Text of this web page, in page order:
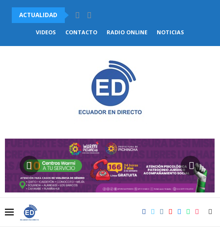
ACTUALIDAD
VENEZUELA Y CHILE ACUERDAN COMENZAR EL RESTABLECIMIENTO
VIDEOS CONTACTO RADIO ONLINE NOTICIAS